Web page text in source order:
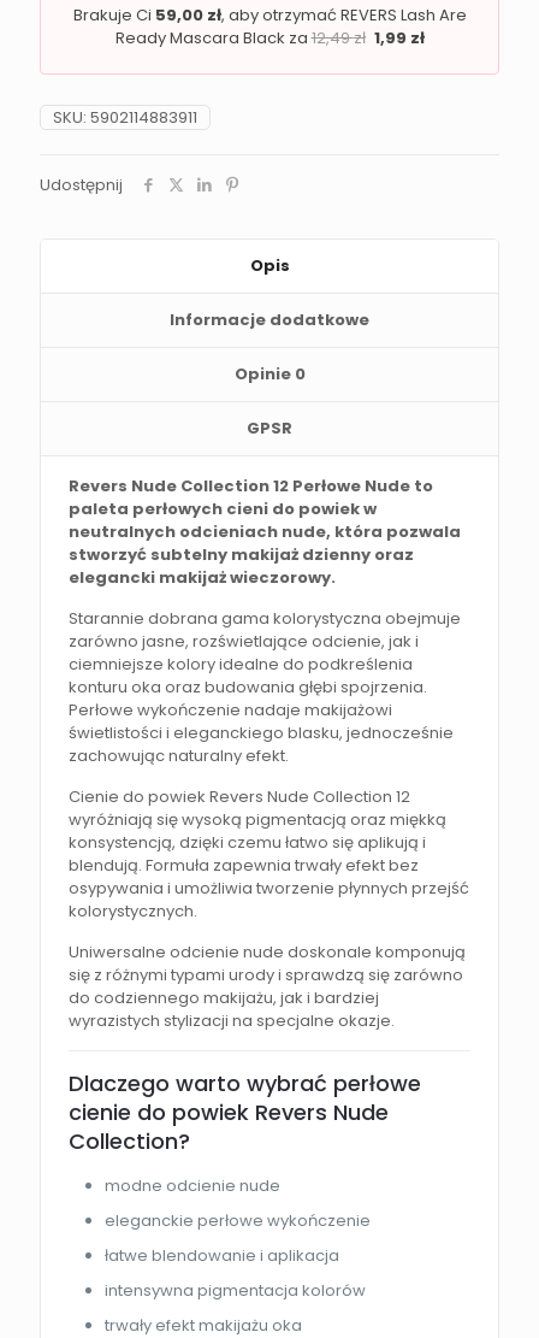
Brakuje Ci 59,00 zł, aby otrzymać REVERS Lash Are
Ready Mascara Black za12,49zł 1,99 zł
SKU: 5902114883911
Udostępnij
Opis
Informacje dodatkowe
Opinie 0
GPSR
Revers Nude Collection 12 Perłowe Nude to
paleta perłowych cieni do powiek w
neutralnych odcieniach nude, która pozwala
stworzyć subtelny makijaż dzienny oraz
elegancki makijaż wieczorowy.
Starannie dobrana gama kolorystyczna obejmuje
zarówno jasne, rozświetlające odcienie, jak i
ciemniejsze kolory idealne do podkreślenia
konturu oka oraz budowania głębi spojrzenia.
Perłowe wykończenie nadaje makijażowi
świetlistości i eleganckiego blasku, jednocześnie
zachowując naturalny efekt.
Cienie do powiek Revers Nude Collection 12
wyróżniają się wysoką pigmentacją oraz miękką
konsystencją, dzięki czemu łatwo się aplikują i
blendują. Formuła zapewnia trwały efekt bez
osypywania i umożliwia tworzenie płynnych przejść
kolorystycznych.
Uniwersalne odcienie nude doskonale komponują
się z różnymi typami urody i sprawdzą się zarówno
do codziennego makijażu, jak i bardziej
wyrazistych stylizacji na specjalne okazje.
Dlaczego warto wybrać perłowe
cienie do powiek Revers Nude
Collection?
modne odcienie nude
eleganckie perłowe wykończenie
łatwe blendowanie i aplikacja
intensywna pigmentacja kolorów
trwały efekt makijażu oka